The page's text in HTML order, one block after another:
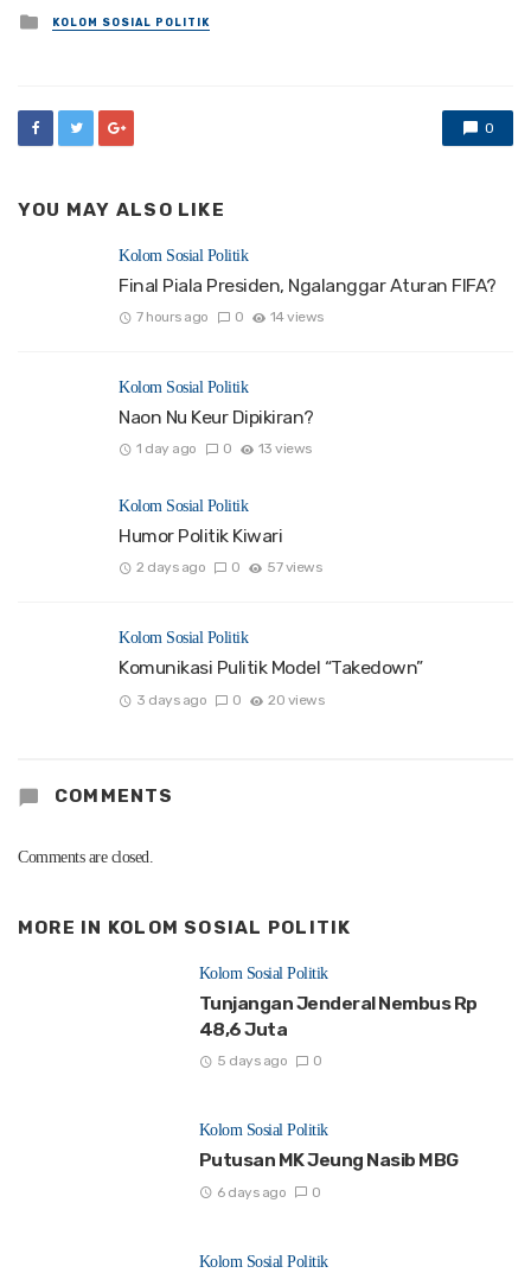
Posted
KOLOM SOSIAL POLITIK
0
YOU MAY ALSO LIKE
Kolom Sosial Politik
Final Piala Presiden, Ngalanggar Aturan FIFA?
7 hours ago 0 14 views
Kolom Sosial Politik
Naon Nu Keur Dipikiran?
1 day ago 0 13 views
Kolom Sosial Politik
Humor Politik Kiwari
2 days ago 0 57 views
Kolom Sosial Politik
Komunikasi Pulitik Model “Takedown”
3 days ago 0 20 views
COMMENTS
Comments are closed.
MORE IN KOLOM SOSIAL POLITIK
Kolom Sosial Politik
Tunjangan Jenderal Nembus Rp
48,6 Juta
5 days ago 0
Kolom Sosial Politik
Putusan MK Jeung Nasib MBG
6 days ago 0
Kolom Sosial Politik